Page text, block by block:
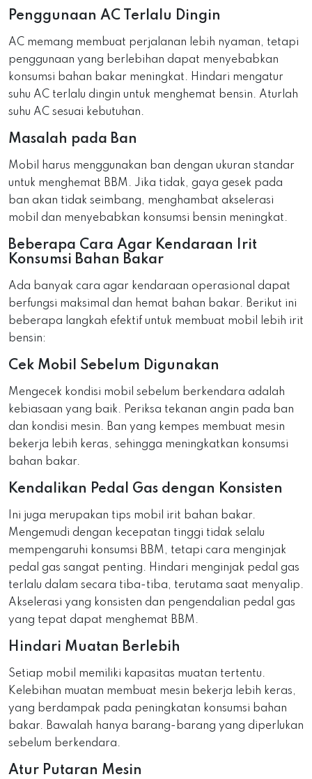
Penggunaan AC Terlalu Dingin
AC memang membuat perjalanan lebih nyaman, tetapi
penggunaan yang berlebihan dapat menyebabkan
konsumsi bahan bakar meningkat. Hindari mengatur
suhu AC terlalu dingin untuk menghemat bensin. Aturlah
suhu AC sesuai kebutuhan.
Masalah pada Ban
Mobil harus menggunakan ban dengan ukuran standar
untuk menghemat BBM. Jika tidak, gaya gesek pada
ban akan tidak seimbang, menghambat akselerasi
mobil dan menyebabkan konsumsi bensin meningkat.
Beberapa Cara Agar Kendaraan Irit
Konsumsi Bahan Bakar
Ada banyak cara agar kendaraan operasional dapat
berfungsi maksimal dan hemat bahan bakar. Berikut ini
beberapa langkah efektif untuk membuat mobil lebih irit
bensin:
Cek Mobil Sebelum Digunakan
Mengecek kondisi mobil sebelum berkendara adalah
kebiasaan yang baik. Periksa tekanan angin pada ban
dan kondisi mesin. Ban yang kempes membuat mesin
bekerja lebih keras, sehingga meningkatkan konsumsi
bahan bakar.
Kendalikan Pedal Gas dengan Konsisten
Ini juga merupakan tips mobil irit bahan bakar.
Mengemudi dengan kecepatan tinggi tidak selalu
mempengaruhi konsumsi BBM, tetapi cara menginjak
pedal gas sangat penting. Hindari menginjak pedal gas
terlalu dalam secara tiba-tiba, terutama saat menyalip.
Akselerasi yang konsisten dan pengendalian pedal gas
yang tepat dapat menghemat BBM.
Hindari Muatan Berlebih
Setiap mobil memiliki kapasitas muatan tertentu.
Kelebihan muatan membuat mesin bekerja lebih keras,
yang berdampak pada peningkatan konsumsi bahan
bakar. Bawalah hanya barang-barang yang diperlukan
sebelum berkendara.
Atur Putaran Mesin